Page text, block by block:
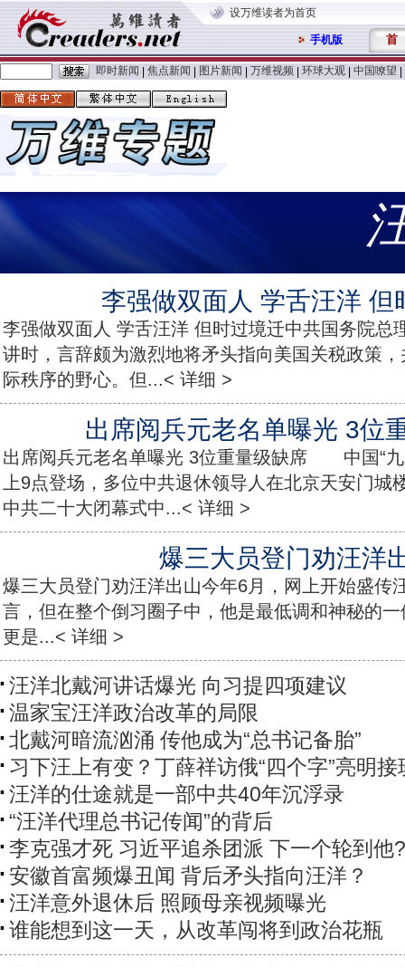
设万维读者为首页
手机版 首
即时新闻 焦点新闻 图片新闻 万维视频 环球大观 中国嘹望
李强做双面人 学舌汪洋 但
李强做双面人 学舌汪洋 但时过境迁中共国务院总
讲时，言辞颇为激烈地将矛头指向美国关税政策
际秩序的野心。但...< 详细 >
出席阅兵元老名单曝光 3位
出席阅兵元老名单曝光 3位重量级缺席 中国“九
上9点登场，多位中共退休领导人在北京天安门城
中共二十大闭幕式中...< 详细 >
爆三大员登门劝汪洋
爆三大员登门劝汪洋出山今年6月，网上开始盛传
言，但在整个倒习圈子中，他是最低调和神秘的
更是...< 详细 >
汪洋北戴河讲话爆光 向习提四项建议
温家宝汪洋政治改革的局限
北戴河暗流汹涌 传他成为“总书记备胎”
习下汪上有变？丁薛祥访俄“四个字”亮明接
汪洋的仕途就是一部中共40年沉浮录
“汪洋代理总书记传闻”的背后
李克强才死 习近平追杀团派 下一个轮到他?
安徽首富频爆丑闻 背后矛头指向汪洋？
汪洋意外退休后 照顾母亲视频曝光
谁能想到这一天，从改革闯将到政治花瓶